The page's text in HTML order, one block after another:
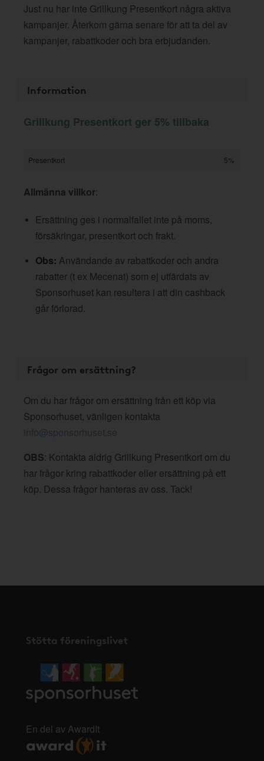
Just nu har inte Grillkung Presentkort några aktiva
kampanjer. Återkom gärna senare för att ta del av
kampanjer, rabattkoder och bra erbjudanden.
Information
Grillkung Presentkort ger 5% tillbaka
Presentkort 5%
Allmänna villkor:
Ersättning ges i normalfallet inte på moms,
försäkringar, presentkort och frakt.
Obs: Användande av rabattkoder och andra
rabatter (t ex Mecenat) som ej utfärdats av
Sponsorhuset kan resultera i att din cashback
går förlorad.
Frågor om ersättning?
Om du har frågor om ersättning från ett köp via
Sponsorhuset, vänligen kontakta
info@sponsorhuset.se
OBS: Kontakta aldrig Grillkung Presentkort om du
har frågor kring rabattkoder eller ersättning på ett
köp. Dessa frågor hanteras av oss. Tack!
Stötta föreningslivet
En del av AwardIt